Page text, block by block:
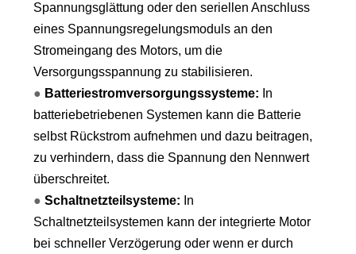
Spannungsglättung oder den seriellen Anschluss
eines Spannungsregelungsmoduls an den
Stromeingang des Motors, um die
Versorgungsspannung zu stabilisieren.
● Batteriestromversorgungssysteme: In
batteriebetriebenen Systemen kann die Batterie
selbst Rückstrom aufnehmen und dazu beitragen,
zu verhindern, dass die Spannung den Nennwert
überschreitet.
● Schaltnetzteilsysteme: In
Schaltnetzteilsystemen kann der integrierte Motor
bei schneller Verzögerung oder wenn er durch